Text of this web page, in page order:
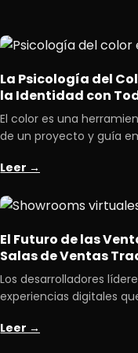
La Psicología del
la Identidad con
El color es una
de un proyecto y guía
Leer →
El Futuro de las
Salas de Ventas
Los desarrolladores
experiencias digitales
Leer →